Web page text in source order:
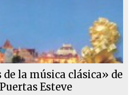
la música clásica» de
Esteve